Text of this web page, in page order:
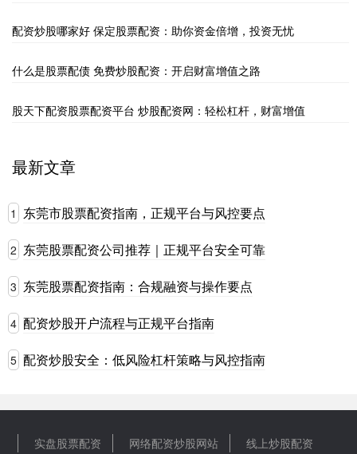
配资炒股哪家好 保定股票配资：助你资金倍增，投资无忧
什么是股票配债 免费炒股配资：开启财富增值之路
股天下配资股票配资平台 炒股配资网：轻松杠杆，财富增值
最新文章
1 东莞市股票配资指南，正规平台与风控要点
2 东莞股票配资公司推荐｜正规平台安全可靠
3 东莞股票配资指南：合规融资与操作要点
4 配资炒股开户流程与正规平台指南
5 配资炒股安全：低风险杠杆策略与风控指南
实盘股票配资 网络配资炒股网站 线上炒股配资